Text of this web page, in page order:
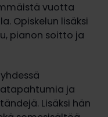
vuotta
Opiskelun lisäksi
pianon soitto ja
ja
Lisäksi hän